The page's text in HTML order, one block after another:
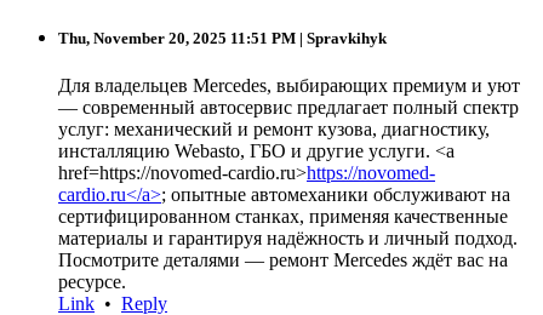
Thu, November 20, 2025 11:51 PM | Spravkihyk
Для владельцев Mercedes, выбирающих премиум и уют
— современный автосервис предлагает полный спектр
услуг: механический и ремонт кузова, диагностику,
инсталляцию Webasto, ГБО и другие услуги. <a
href=https://novomed-cardio.ru>https://novomed-
cardio.ru</a>; опытные автомеханики обслуживают на
сертифицированном станках, применяя качественные
материалы и гарантируя надёжность и личный подход.
Посмотрите деталями — ремонт Mercedes ждёт вас на
ресурсе.
Link • Reply